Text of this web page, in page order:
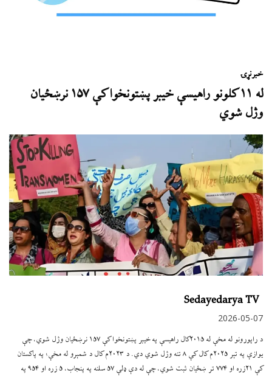
خبرنړۍ
له ۱۱ کلونو راهیسې خیبر پښتونخوا کې ۱۵۷ نرښځیان
وژل شوي
Sedayedarya TV
2026-05-07
د راپورونو له مخې له ۲۰۱۵کال راهیسې په خیبر پښتونخوا کې ۱۵۷ نرښځیان وژل شوي، چې
یوازې په تېر ۲۰۲۵م کال کې ۸ تنه وژل شوي دي. د ۲۰۲۳م کال د شمېرو له مخې؛ په پاکستان
کې ۲۱زره او ۷۷۴ تر ښځیان ثبت شوي، چې له دې ډلې ۵۷ سلنه په پنجاب، ۵ زره او ۹۵۴ په